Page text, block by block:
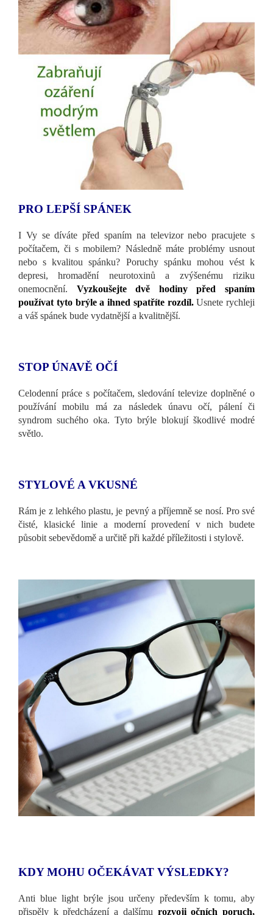
PRO LEPŠÍ SPÁNEK
I Vy se díváte před spaním na televizor nebo pracujete s
počítačem, či s mobilem? Následně máte problémy usnout
nebo s kvalitou spánku? Poruchy spánku mohou vést k
depresi, hromadění neurotoxinů a zvýšenému riziku
onemocnění. Vyzkoušejte dvě hodiny před spaním
používat tyto brýle a ihned spatříte rozdíl. Usnete rychleji
a váš spánek bude vydatnější a kvalitnější.
STOP ÚNAVĚ OČÍ
Celodenní práce s počítačem, sledování televize doplněné o
používání mobilu má za následek únavu očí, pálení či
syndrom suchého oka. Tyto brýle blokují škodlivé modré
světlo.
STYLOVÉ A VKUSNÉ
Rám je z lehkého plastu, je pevný a příjemně se nosí. Pro své
čisté, klasické linie a moderní provedení v nich budete
působit sebevědomě a určitě při každé příležitosti i stylově.
KDY MOHU OČEKÁVAT VÝSLEDKY?
Anti blue light brýle jsou určeny především k tomu, aby
přispěly k předcházení a dalšímu rozvoji očních poruch,